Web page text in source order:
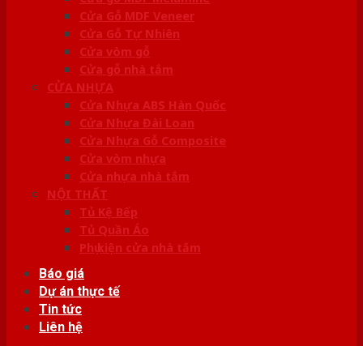
Cửa Gỗ MDF Veneer
Cửa Gỗ Tự Nhiên
Cửa vòm gỗ
Cửa gỗ nhà tắm
CỬA NHỰA
Cửa Nhựa ABS Hàn Quốc
Cửa Nhựa Đài Loan
Cửa Nhựa Gỗ Composite
Cửa vòm nhựa
Cửa nhựa nhà tắm
NỘI THẤT
Tủ Kệ Bếp
Tủ Quần Áo
Phụ kiện cửa nhà tắm
Báo giá
Dự án thực tế
Tin tức
Liên hệ